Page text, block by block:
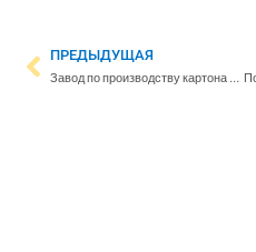
ПРЕДЫДУЩАЯ
Завод по производству картона Kotkamills увольняет 21 сотрудника